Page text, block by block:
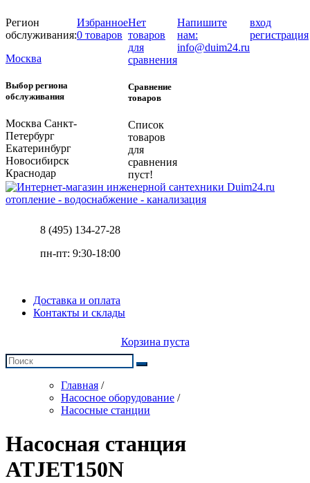
Регион
обслуживания:
Москва
Выбор региона
обслуживания
Москва Санкт-
Петербург
Екатеринбург
Новосибирск
Краснодар
Избранное
0 товаров
Нет
товаров
для
сравнения
Сравнение
товаров
Список
товаров
для
сравнения
пуст!
Напишите
нам:
info@duim24.ru
вход
регистрация
отопление - водоснабжение - канализация
8 (495) 134-27-28
пн-пт: 9:30-18:00
Доставка и оплата
Контакты и склады
Корзина пуста
Главная /
Насосное оборудование /
Насосные станции
Насосная станция
ATJET150N